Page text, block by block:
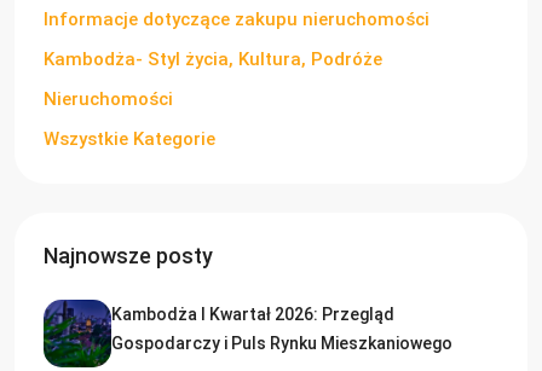
Informacje dotyczące zakupu nieruchomości
Kambodża- Styl życia, Kultura, Podróże
Nieruchomości
Wszystkie Kategorie
Najnowsze posty
Kambodża I Kwartał 2026: Przegląd
Gospodarczy i Puls Rynku Mieszkaniowego